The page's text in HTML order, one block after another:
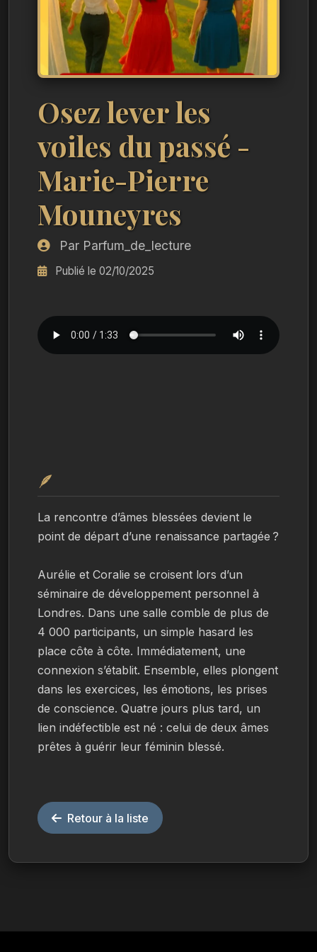
Osez lever les
voiles du passé -
Marie-Pierre
Mouneyres
Par Parfum_de_lecture
Publié le 02/10/2025
🪶
La rencontre d’âmes blessées devient le
point de départ d’une renaissance partagée ?
Aurélie et Coralie se croisent lors d’un
séminaire de développement personnel à
Londres. Dans une salle comble de plus de
4 000 participants, un simple hasard les
place côte à côte. Immédiatement, une
connexion s’établit. Ensemble, elles plongent
dans les exercices, les émotions, les prises
de conscience. Quatre jours plus tard, un
lien indéfectible est né : celui de deux âmes
prêtes à guérir leur féminin blessé.
Retour à la liste